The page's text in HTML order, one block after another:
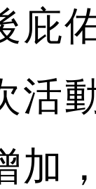
庇
活
加